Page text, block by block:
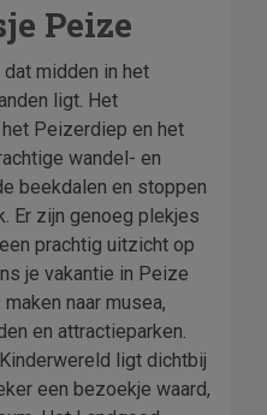
Peize
midden in het
ligt. Het
Peizerdiep en het
wandel- en
beekdalen en stoppen
Er zijn genoeg plekjes
prachtig uitzicht op
je vakantie in Peize
naar musea,
en attractieparken.
ligt dichtbij
een bezoekje waard,